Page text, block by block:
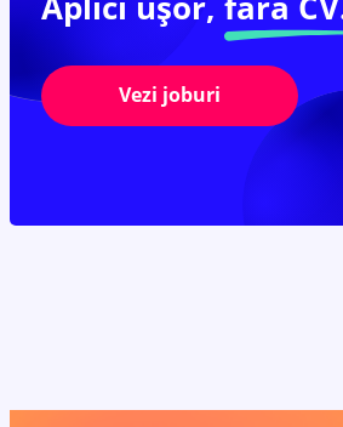
Vezi joburi